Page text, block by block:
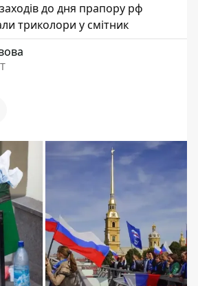
до дня прапору рф
триколори у смітник